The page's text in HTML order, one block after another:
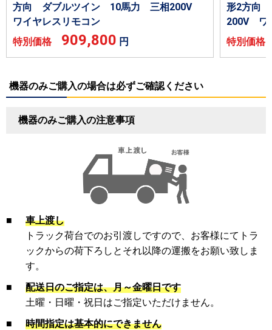
方向 ダブルツイン 10馬力 三相200V
ワイヤレスリモコン
特別価格 909,800 円
形2方向
200V ワ
特別価
機器のみご購入の場合は必ずご確認ください
機器のみご購入の注意事項
■
車上渡し
トラック荷台でのお引渡しですので、お客様にてトラ
ックからの荷下ろしとそれ以降の運搬をお願い致しま
す。
■
配送日のご指定は、月～金曜日です
土曜・日曜・祝日はご指定いただけません。
■
時間指定は基本的にできません